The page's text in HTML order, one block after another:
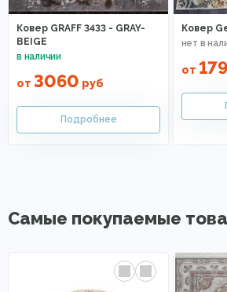
Ковер GRAFF 3433 - GRAY-
BEIGE
от 3060 руб
Ковер
от
Самые покупаемые